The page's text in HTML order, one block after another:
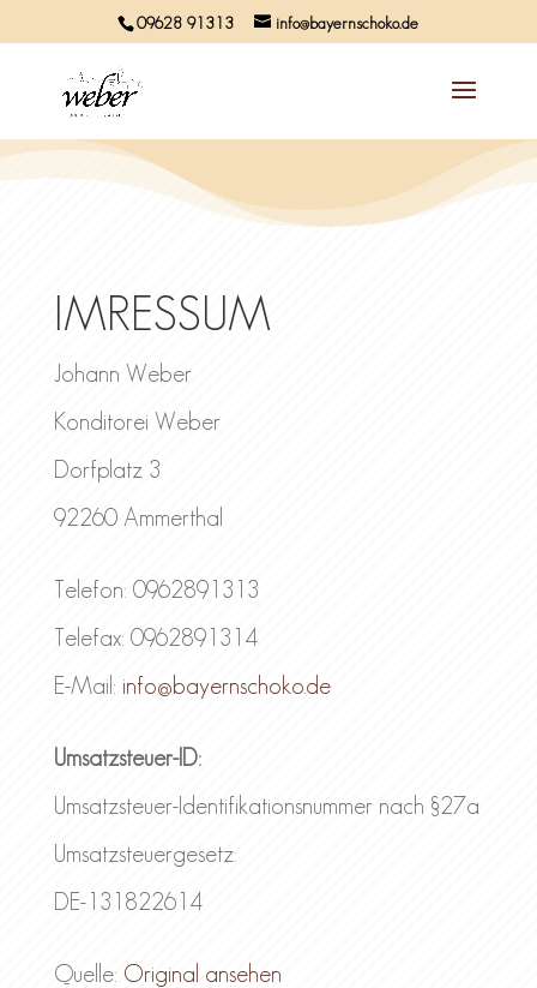
09628 91313 info@bayernschoko.de
IMRESSUM
Johann Weber
Konditorei Weber
Dorfplatz 3
92260 Ammerthal
Telefon: 0962891313
Telefax: 0962891314
E-Mail: info@bayernschoko.de
Umsatzsteuer-ID:
Umsatzsteuer-Identifikationsnummer nach §27a
Umsatzsteuergesetz:
DE-131822614
Quelle: Original ansehen